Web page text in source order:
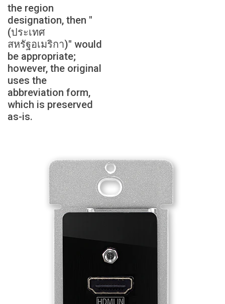
the region
designation, then "
(ประเทศ
สหรัฐอเมริกา)" would
be appropriate;
however, the original
uses the
abbreviation form,
which is preserved
as-is.